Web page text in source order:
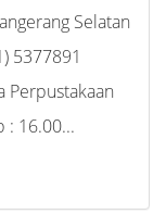
Selatan
5377891
Perpustakaan
: 16.00...